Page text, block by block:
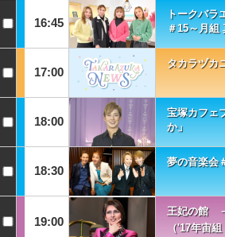
16:45
トークバラ
＃15～月組
17:00
タカラヅカ
18:00
宝塚カフェ
か」
18:30
夢の音楽会
19:00
王妃の館
（'17年宙組